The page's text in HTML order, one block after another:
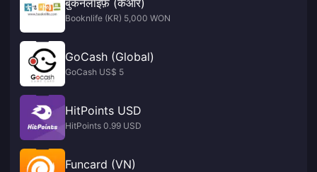
Booknlife (KR) 5,000 WON
GoCash (Global)
GoCash US$ 5
HitPoints USD
HitPoints 0.99 USD
Funcard (VN)